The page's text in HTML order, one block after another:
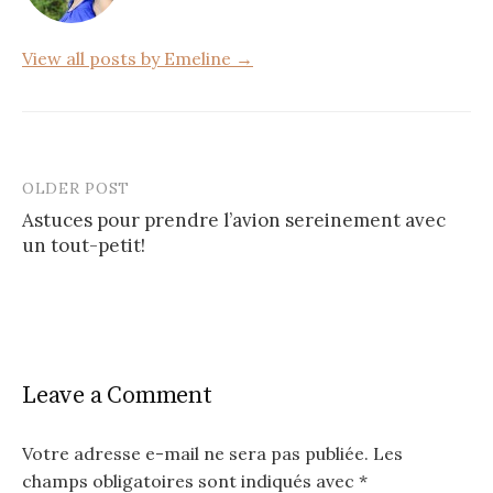
k
View all posts by Emeline →
Post
navigation
OLDER POST
Astuces pour prendre l’avion sereinement avec
un tout-petit!
Leave a Comment
Votre adresse e-mail ne sera pas publiée. Les
champs obligatoires sont indiqués avec *